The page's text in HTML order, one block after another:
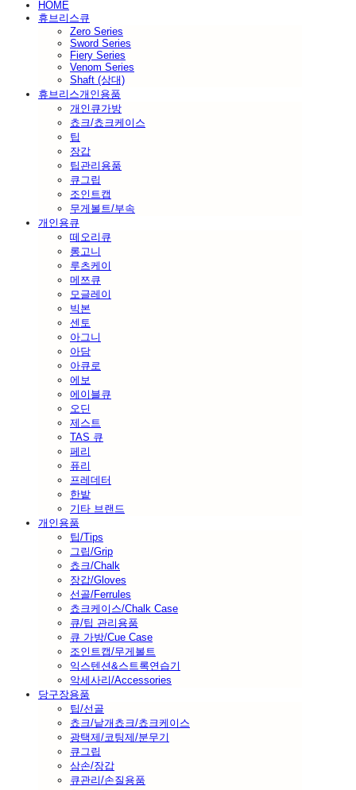
HOME
휴브리스큐
Zero Series
Sword Series
Fiery Series
Venom Series
Shaft (상대)
휴브리스개인용품
개인큐가방
쵸크/쵸크케이스
팁
장갑
팁관리용품
큐그립
조인트캡
무게볼트/부속
개인용큐
떼오리큐
롱고니
루츠케이
메쯔큐
모글레이
빅본
센토
아그니
아담
아큐로
에보
에이블큐
오딘
제스트
TAS 큐
페리
퓨리
프레데터
한밭
기타 브랜드
개인용품
팁/Tips
그립/Grip
쵸크/Chalk
장갑/Gloves
선골/Ferrules
쵸크케이스/Chalk Case
큐/팁 관리용품
큐 가방/Cue Case
조인트캡/무게볼트
익스텐션&스트록연습기
악세사리/Accessories
당구장용품
팁/선골
쵸크/낱개쵸크/쵸크케이스
광택제/코팅제/분무기
큐그립
삼손/장갑
큐관리/손질용품